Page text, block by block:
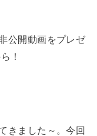
公開動画をプレゼ
！
きました～。今回